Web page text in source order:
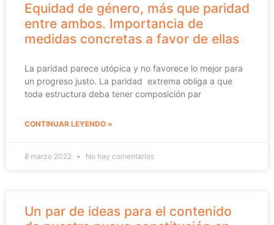
Equidad de género, más que paridad
entre ambos. Importancia de
medidas concretas a favor de ellas
La paridad parece utópica y no favorece lo mejor para
un progreso justo. La paridad extrema obliga a que
toda estructura deba tener composición par
CONTINUAR LEYENDO »
8 marzo 2022 No hay comentarios
Un par de ideas para el contenido